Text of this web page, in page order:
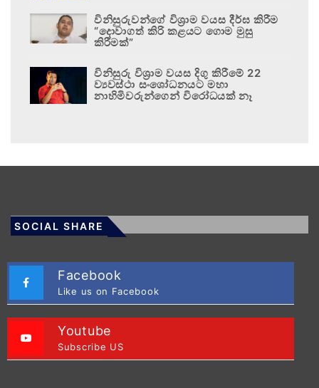
විනිසුරුවන්ගේ විශ්‍රාම වයස දීර්ඝ කිරීම
“දොවාගත් කිරි කළයට ගොම මුසු
කිරීමක්”
විනිසුරු විශ්‍රාම වයස දිගු කිරීමේ 22
ව්‍යවස්ථා සංශෝධනයට මහා
නාහිමිවරුන්ගෙන් විරෝධයක් නෑ
SOCIAL SHARE
Facebook
Like us on Facebook
Youtube
Subscribe US